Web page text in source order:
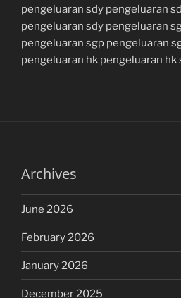
pengeluaran sdy pengeluaran
pengeluaran sdy pengeluaran
pengeluaran sgp pengeluaran
pengeluaran hk pengeluaran hk
Archives
June 2026
February 2026
January 2026
December 2025